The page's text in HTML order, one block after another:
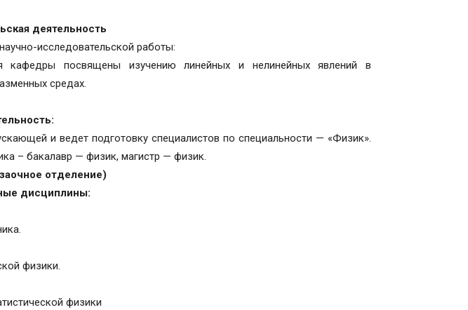
деятельность
исследовательской работы:
кафедры посвящены изучению линейных и нелинейных явлений в
средах.
и ведет подготовку специалистов по специальности — «Физик».
– бакалавр — физик, магистр — физик.
отделение)
дисциплины:
физики.
физики